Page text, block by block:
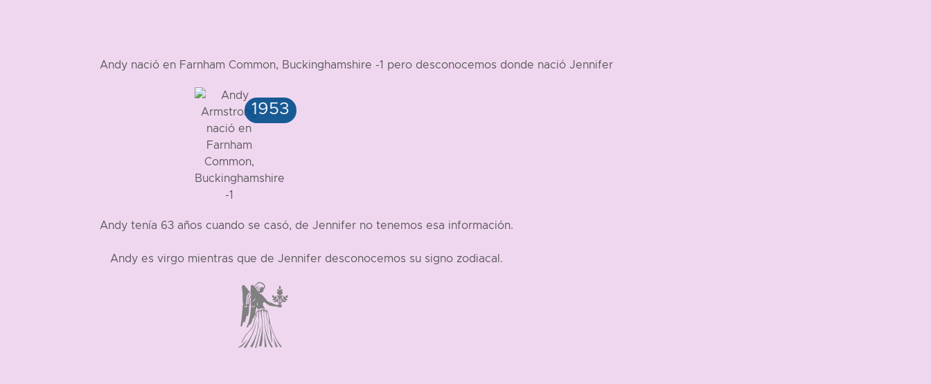
Andy nació en Farnham Common, Buckinghamshire -1 pero desconocemos donde nació Jennifer
Andy tenía 63 años cuando se casó, de Jennifer no tenemos esa información.
Andy es virgo mientras que de Jennifer desconocemos su signo zodiacal.